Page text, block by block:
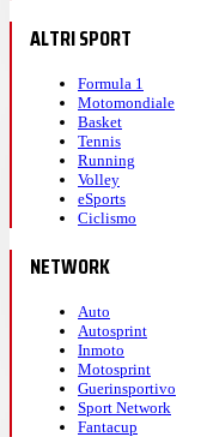
ALTRI SPORT
Formula 1
Motomondiale
Basket
Tennis
Running
Volley
eSports
Ciclismo
NETWORK
Auto
Autosprint
Inmoto
Motosprint
Guerinsportivo
Sport Network
Fantacup